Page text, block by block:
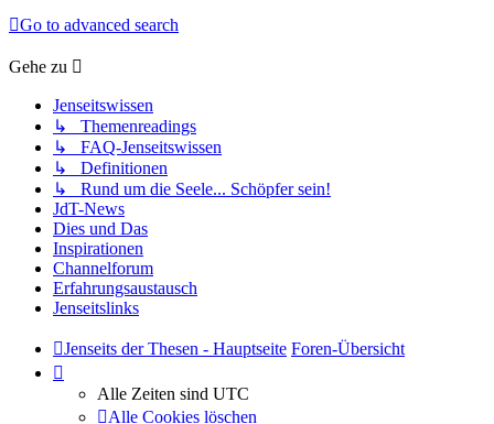
Go to advanced search
Gehe zu
Jenseitswissen
↳ Themenreadings
↳ FAQ-Jenseitswissen
↳ Definitionen
↳ Rund um die Seele... Schöpfer sein!
JdT-News
Dies und Das
Inspirationen
Channelforum
Erfahrungsaustausch
Jenseitslinks
Jenseits der Thesen - Hauptseite Foren-Übersicht
Alle Zeiten sind UTC
Alle Cookies löschen